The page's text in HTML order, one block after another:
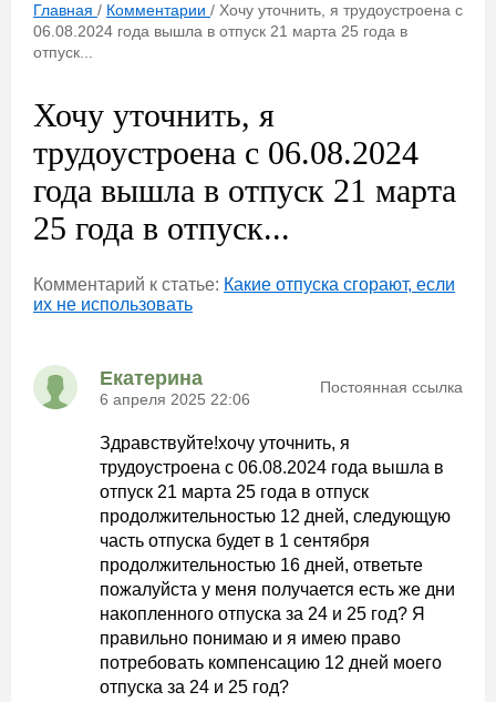
Главная / Комментарии / Хочу уточнить, я трудоустроена с
06.08.2024 года вышла в отпуск 21 марта 25 года в
отпуск...
Хочу уточнить, я
трудоустроена с 06.08.2024
года вышла в отпуск 21 марта
25 года в отпуск...
Комментарий к статье: Какие отпуска сгорают, если
их не использовать
Екатерина
6 апреля 2025 22:06
Постоянная ссылка
Здравствуйте!хочу уточнить, я
трудоустроена с 06.08.2024 года вышла в
отпуск 21 марта 25 года в отпуск
продолжительностью 12 дней, следующую
часть отпуска будет в 1 сентября
продолжительностью 16 дней, ответьте
пожалуйста у меня получается есть же дни
накопленного отпуска за 24 и 25 год? Я
правильно понимаю и я имею право
потребовать компенсацию 12 дней моего
отпуска за 24 и 25 год?